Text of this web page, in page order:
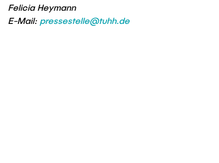
Felicia Heymann
E-Mail: pressestelle@tuhh.de